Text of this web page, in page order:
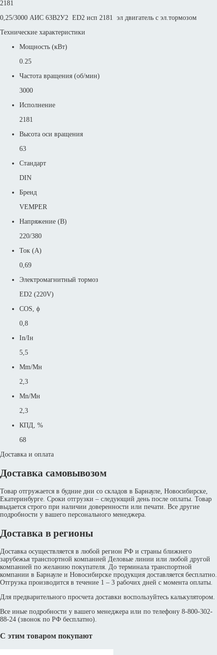
2181
0,25/3000 АИС 63В2У2 ED2 исп 2181 эл двигатель с эл.тормозом
Технические характеристики
Мощность (кВт)
0.25
Частота вращения (об/мин)
3000
Исполнение
2181
Высота оси вращения
63
Стандарт
DIN
Бренд
VEMPER
Напряжение (В)
220/380
Ток (А)
0,69
Электромагнитный тормоз
ED2 (220V)
COS, ϕ
0,8
In/Iн
5,5
Mm/Mн
2,3
Mn/Mн
2,3
КПД, %
68
Доставка и оплата
Доставка самовывозом
Товар отгружается в будние дни со складов в Барнауле, Новосибирске,
Екатеринбурге. Сроки отгрузки – следующий день после оплаты. Товар
выдается строго при наличии доверенности или печати. Все другие
подробности у вашего персонального менеджера.
Доставка в регионы
Доставка осуществляется в любой регион РФ и страны ближнего
зарубежья транспортной компанией Деловые линии или любой другой
компанией по желанию покупателя. До терминала транспортной
компании в Барнауле и Новосибирске продукция доставляется бесплатно.
Отгрузка производится в течение 1 – 3 рабочих дней с момента оплаты.
Для предварительного просчета доставки воспользуйтесь калькулятором.
Все иные подробности у вашего менеджера или по телефону 8-800-302-
88-24 (звонок по РФ бесплатно).
С этим товаром покупают